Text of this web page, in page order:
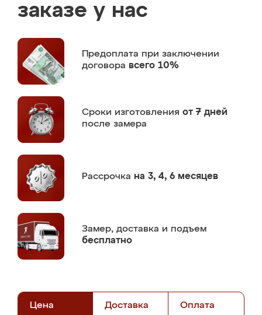
заказе у нас
Предоплата при заключении
договора всего 10%
Сроки изготовления от 7 дней
после замера
Рассрочка на 3, 4, 6 месяцев
Замер, доставка и подъем
бесплатно
Цена Доставка Оплата